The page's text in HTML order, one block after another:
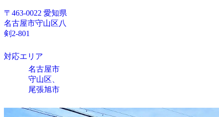
〒463-0022 愛知県
名古屋市守山区八
剣2-801
対応エリア
名古屋市
守山区、
尾張旭市